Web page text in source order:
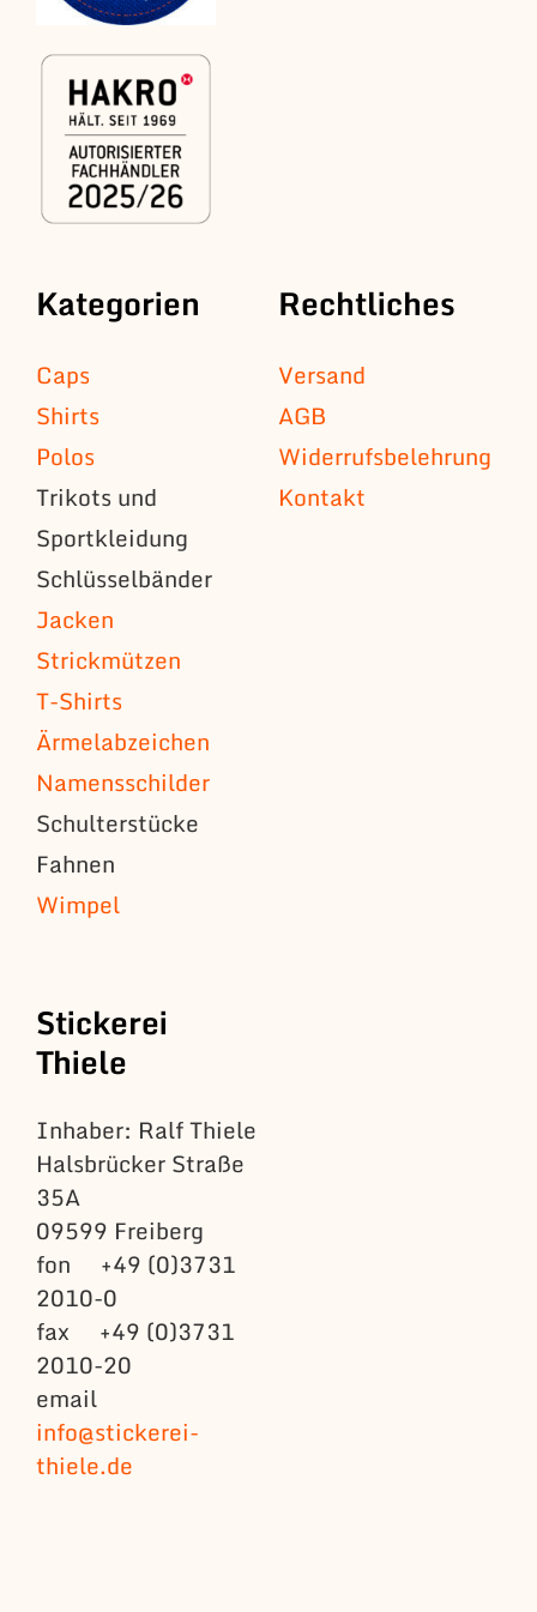
Kategorien
Caps
Shirts
Polos
Trikots und
Sportkleidung
Schlüsselbänder
Jacken
Strickmützen
T-Shirts
Ärmelabzeichen
Namensschilder
Schulterstücke
Fahnen
Wimpel
Rechtliches
Versand
AGB
Widerrufsbelehrung
Kontakt
Stickerei
Thiele
Inhaber: Ralf Thiele
Halsbrücker Straße
35A
09599 Freiberg
fon +49 (0)3731
2010-0
fax +49 (0)3731
2010-20
email
info@stickerei-
thiele.de